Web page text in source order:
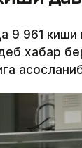
9 961
хабар